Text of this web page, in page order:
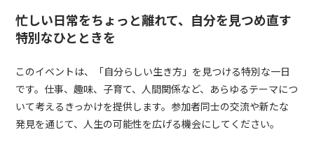
忙しい日常をちょっと離れて、自分を見つめ直す
特別なひとときを
このイベントは、「自分らしい生き方」を見つける特別な一日
です。仕事、趣味、子育て、人間関係など、あらゆるテーマにつ
いて考えるきっかけを提供します。参加者同士の交流や新たな
発見を通じて、人生の可能性を広げる機会にしてください。